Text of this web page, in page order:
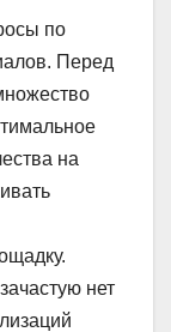
по
Перед
на
нет